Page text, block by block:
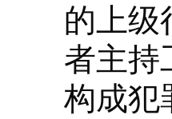
的上级
者主持
构成犯